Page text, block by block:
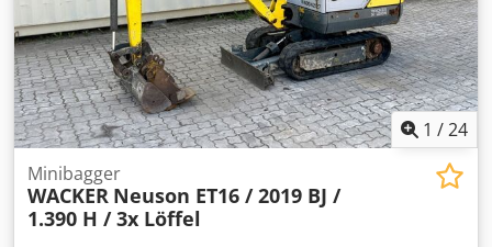
1 /24
Minibagger
WACKER Neuson ET16 / 2019 BJ /
1.390 H / 3x Löffel